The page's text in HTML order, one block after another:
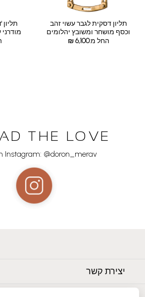
תליון דסקית לגבר עשוי זהב
וכסף מושחר ומשובץ יהלומים
החל מ:
₪6,100
THE LOVE
Instagram: @doron_merav
יצירת קשר